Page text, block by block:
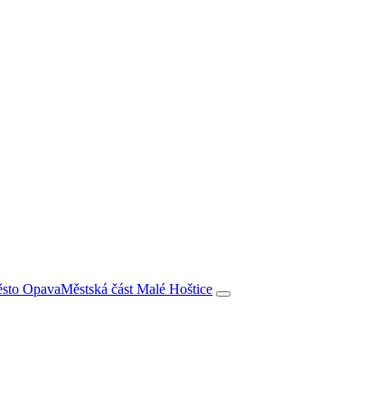
OpavaMěstská část Malé Hoštice